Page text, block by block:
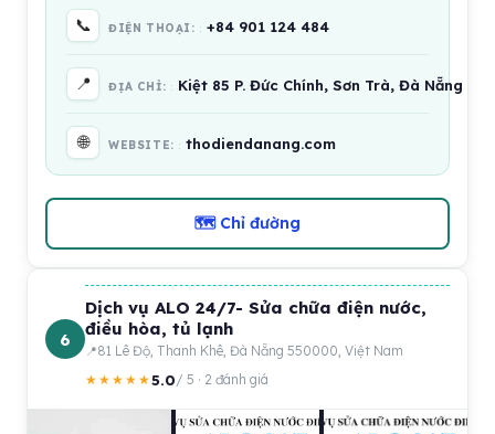
📞 ĐIỆN THOẠI: +84 901 124 484
📍 ĐỊA CHỈ: Kiệt 85 P. Đức Chính, Sơn Trà, Đà Nẵng
🌐 WEBSITE: thodiendanang.com
🗺 Chỉ đường
6
Dịch vụ ALO 24/7- Sửa chữa điện nước,
điều hòa, tủ lạnh
81 Lê Độ, Thanh Khê, Đà Nẵng 550000, Việt Nam
★★★★★5.0/ 5 · 2 đánh giá